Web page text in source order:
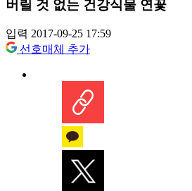
버릴 것 없는 건강식물 연꽃
입력 2017-09-25 17:59
선호매체 추가